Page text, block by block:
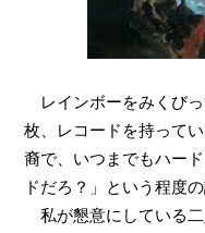
レインボーをみくび
枚、レコードを持って
裔で、いつまでもハー
ドだろ？」という程度
私が懇意にしている